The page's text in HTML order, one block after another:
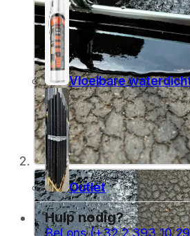
Vloeibare
Outlet
Hulp nodig?
Bel ons (+32 2 393 10